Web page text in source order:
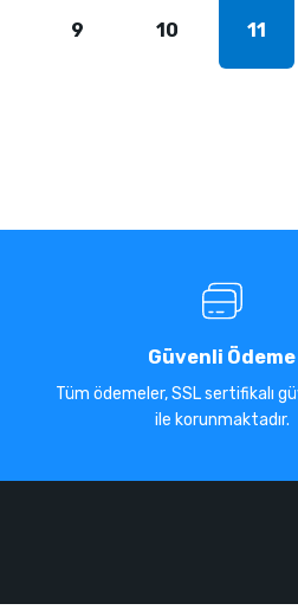
9 10 11
Güvenli Ödeme
Tüm ödemeler, SSL sertifikalı
ile korunmaktadır.